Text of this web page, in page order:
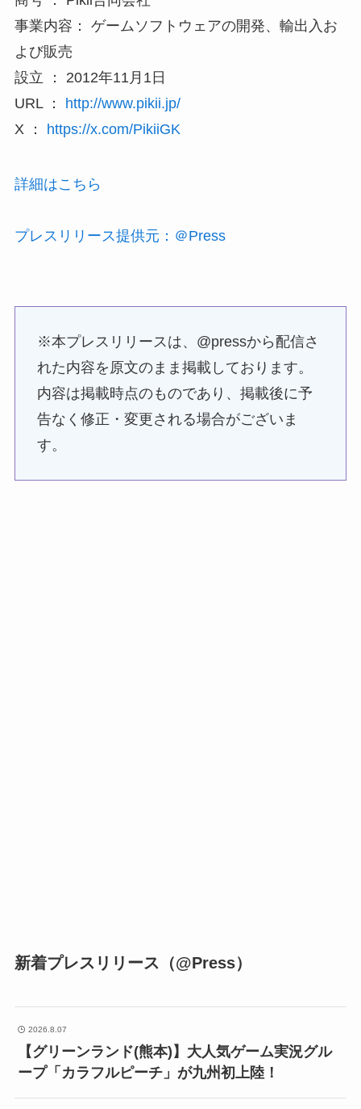
事業内容： ゲームソフトウェアの開発、輸出入お
よび販売
設立 ： 2012年11月1日
URL ： http://www.pikii.jp/
X ： https://x.com/PikiiGK
詳細はこちら
プレスリリース提供元：＠Press
※本プレスリリースは、@pressから配信さ
れた内容を原文のまま掲載しております。
内容は掲載時点のものであり、掲載後に予
告なく修正・変更される場合がございま
す。
新着プレスリリース（@Press）
2026.8.07
【グリーンランド(熊本)】大人気ゲーム実況グル
ープ「カラフルピーチ」が九州初上陸！